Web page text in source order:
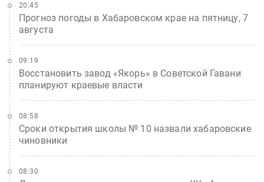
Прогноз погоды в Хабаровском крае на пятницу, 7
августа
20:45
Восстановить завод «Якорь» в Советской Гавани
планируют краевые власти
09:19
Сроки открытия школы № 10 назвали хабаровские
чиновники
08:58
08:30